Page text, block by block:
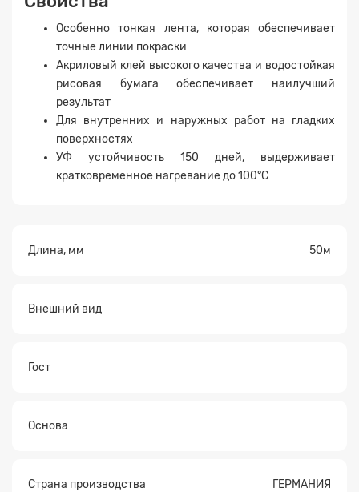
Особенно тонкая лента, которая обеспечивает
точные линии покраски
Акриловый клей высокого качества и водостойкая
рисовая бумага обеспечивает наилучший
результат
Для внутренних и наружных работ на гладких
поверхностях
УФ устойчивость 150 дней, выдерживает
кратковременное нагревание до 100°C
Длина, мм 50м
Внешний вид
Гост
Основа
Страна производства ГЕРМАНИЯ
Заявка на расчет